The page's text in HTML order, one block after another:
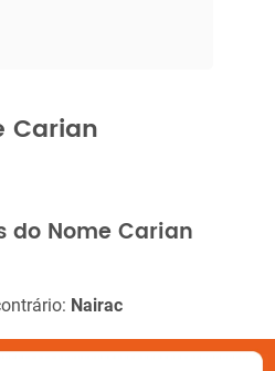
Carian
do Nome Carian
Nairac